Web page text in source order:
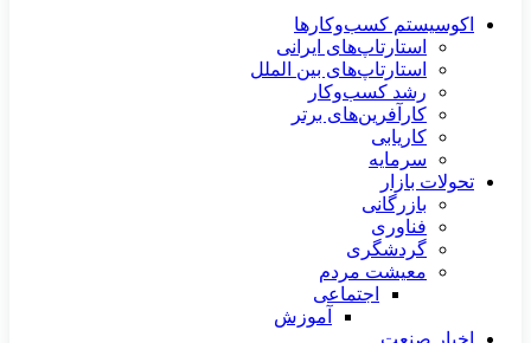
اکوسیستم کسب‌وکارها
استارتاپ‌های ایرانی
استارتاپ‌های بین الملل
رشد کسب‌وکار
کارآفرین‌های برتر
کاریابی
سرمایه
تحولات بازار
بازرگانی
فناوری
گردشگری
معیشت مردم
اجتماعی
آموزش
اخبار صنعت